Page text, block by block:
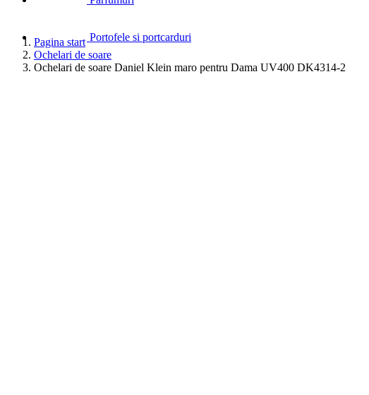
Portofele si portcarduri
Pagina start
Ochelari de soare
Ochelari de soare Daniel Klein maro pentru Dama UV400 DK4314-2